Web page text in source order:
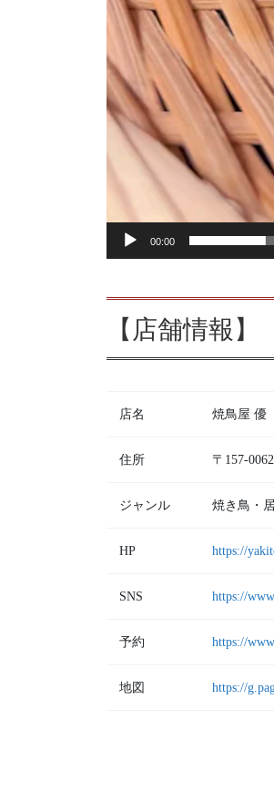
00:00
【店舗情報】
店名 焼鳥屋 優
住所 〒157-
ジャンル 焼き鳥・
HP https://
SNS https://
予約 https://
地図 https://